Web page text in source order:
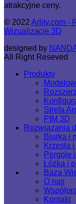
atrakcyjne ceny.
© 2022 Arlity.com -
Wizualizacje 3D
designed by
All Right Reseved
Produkty
Strefa
PIM 3D
Rozwiązania
Biurka i
Krzesła
Pergole
Łóżka i
Baza
O nas
Kontakt